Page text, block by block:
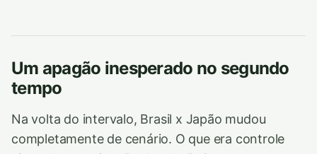
Um apagão inesperado no segundo
tempo
Na volta do intervalo, Brasil x Japão mudou
completamente de cenário. O que era controle